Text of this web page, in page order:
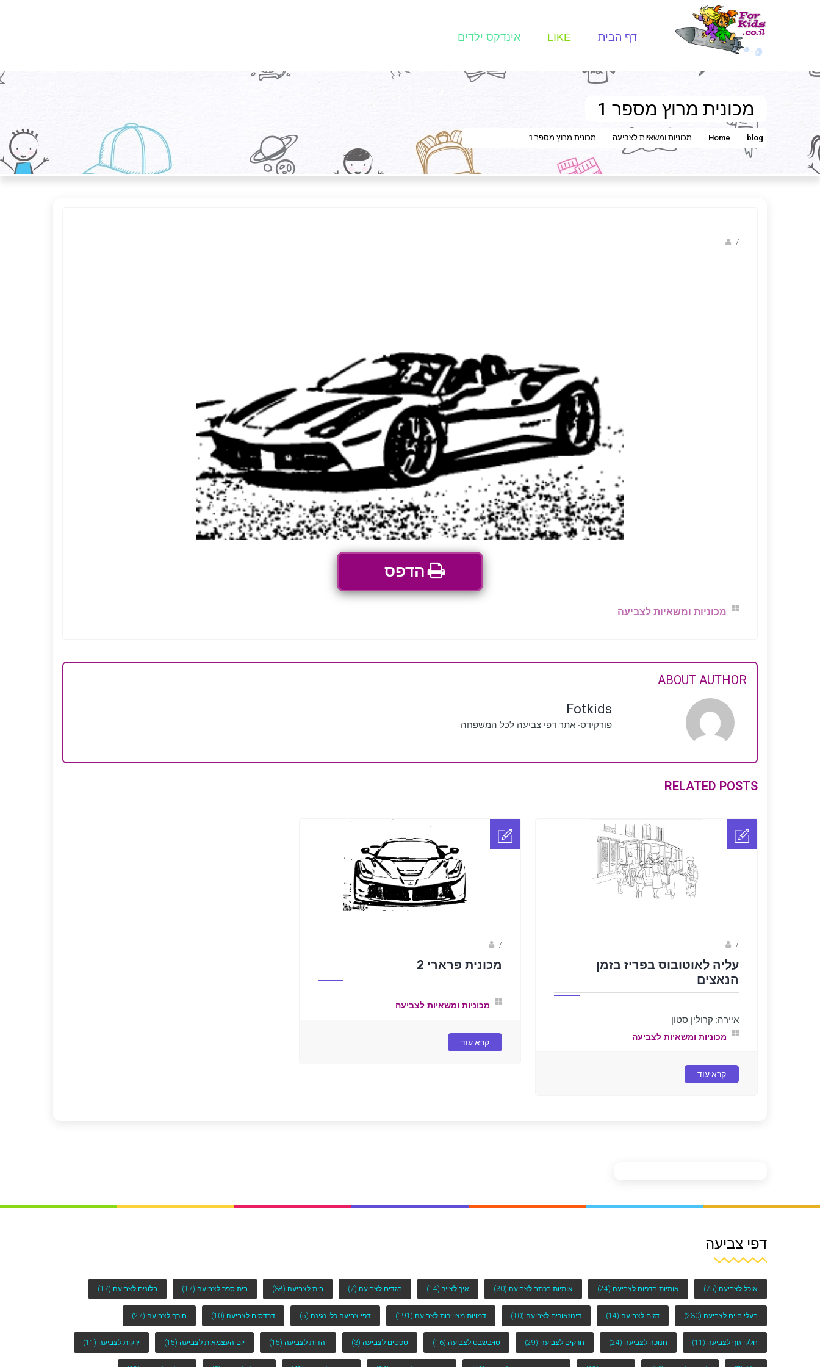
דף הבית LIKE אינדקס ילדים
מכונית מרוץ מספר 1
Home blog מכוניות ומשאיות לצביעה מכונית מרוץ מספר 1
/
הדפס
מכוניות ומשאיות לצביעה
ABOUT AUTHOR
Fotkids
פורקידס- אתר דפי צביעה לכל המשפחה
RELATED POSTS
/
עליה לאוטובוס בפריז בזמן
הנאצים
איירה: קרולין סטון
מכוניות ומשאיות לצביעה
קרא עוד
/
מכונית פרארי 2
מכוניות ומשאיות לצביעה
קרא עוד
דפי צביעה
אוכל לצביעה (75) אותיות בדפוס לצביעה (24) אותיות בכתב לצביעה (30) איך לצייר (14) בגדים לצביעה (7) בית לצביעה (38) בית ספר לצביעה (17) בלונים לצביעה (17)
בעלי חיים לצביעה (230) דגים לצביעה (14) דינוזאורים לצביעה (10) דמויות מצויירות לצביעה (191) דפי צביעה כלי נגינה (5) דרדסים לצביעה (10) חורף לצביעה (27)
חלקי גוף לצביעה (11) חנוכה לצביעה (24) חרקים לצביעה (29) טו-בשבט לצביעה (16) טפטים לצביעה (3) יהדות לצביעה (15) יום העצמאות לצביעה (15) ירקות לצביעה (11)